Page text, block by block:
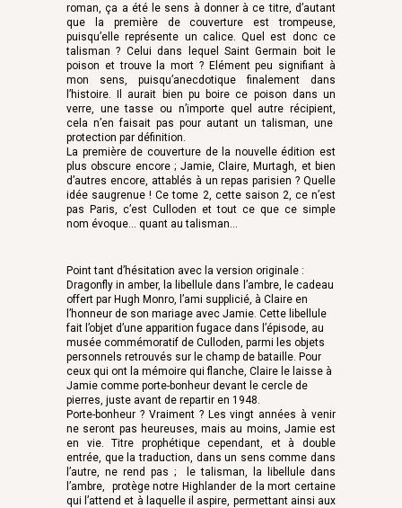
Point tant d’hésitation avec la version originale :
Dragonfly in amber, la libellule dans l’ambre, le cadeau
offert par Hugh Monro, l’ami supplicié, à Claire en
l’honneur de son mariage avec Jamie. Cette libellule
fait l’objet d’une apparition fugace dans l’épisode, au
musée commémoratif de Culloden, parmi les objets
personnels retrouvés sur le champ de bataille. Pour
ceux qui ont la mémoire qui flanche, Claire le laisse à
Jamie comme porte-bonheur devant le cercle de
pierres, juste avant de repartir en 1948.
Porte-bonheur ? Vraiment ? Les vingt années à venir
ne seront pas heureuses, mais au moins, Jamie est
en vie. Titre prophétique cependant, et à double
entrée, que la traduction, dans un sens comme dans
l’autre, ne rend pas ; le talisman, la libellule dans
l’ambre, protège notre Highlander de la mort certaine
qui l’attend et à laquelle il aspire, permettant ainsi aux
roman, ça a été le sens à donner à ce titre, d’autant
que la première de couverture est trompeuse,
puisqu’elle représente un calice. Quel est donc ce
talisman ? Celui dans lequel Saint Germain boit le
poison et trouve la mort ? Elément peu signifiant à
mon sens, puisqu’anecdotique finalement dans
l’histoire. Il aurait bien pu boire ce poison dans un
verre, une tasse ou n’importe quel autre récipient,
cela n’en faisait pas pour autant un talisman, une
protection par définition.
La première de couverture de la nouvelle édition est
plus obscure encore ; Jamie, Claire, Murtagh, et bien
d’autres encore, attablés à un repas parisien ? Quelle
idée saugrenue ! Ce tome 2, cette saison 2, ce n’est
pas Paris, c’est Culloden et tout ce que ce simple
nom évoque… quant au talisman…